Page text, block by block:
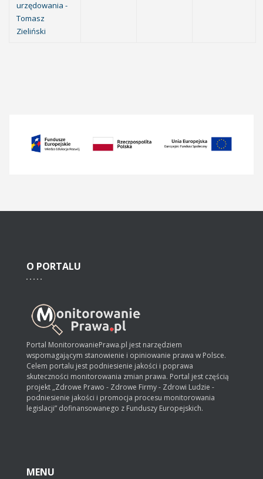
urzędowania -
Tomasz
Zieliński
O PORTALU
Portal MonitorowaniePrawa.pl jest narzędziem
wspomagającym stanowienie i opiniowanie prawa w Polsce.
Celem portalu jest podniesienie jakości i poprawa
skuteczności monitorowania zmian prawa. Portal jest częścią
projekt „Zdrowe Prawo - Zdrowe Firmy - Zdrowi Ludzie -
podniesienie jakości i promocja procesu monitorowania
legislacji” dofinansowanego z Funduszy Europejskich.
MENU